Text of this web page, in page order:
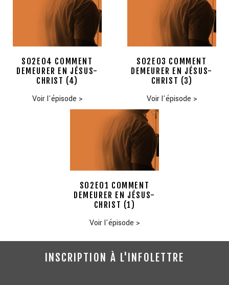
S02E04 COMMENT
DEMEURER EN JÉSUS-
CHRIST (4)
Voir l'épisode >
S02E03 COMMENT
DEMEURER EN JÉSUS-
CHRIST (3)
Voir l'épisode >
S02E01 COMMENT
DEMEURER EN JÉSUS-
CHRIST (1)
Voir l'épisode >
INSCRIPTION À L'INFOLETTRE